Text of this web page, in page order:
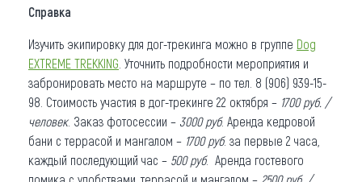
Справка
Изучить экипировку для дог-трекинга можно в группе Dog
EXTREME TREKKING . Уточнить подробности мероприятия и
забронировать место на маршруте – по тел. 8 (906) 939-15-
98. Стоимость участия в дог-трекинге 22 октября – 1700 руб. /
человек. Заказ фотосессии – 3000 руб. Аренда кедровой
бани с террасой и мангалом – 1700 руб. за первые 2 часа,
каждый последующий час – 500 руб. Аренда гостевого